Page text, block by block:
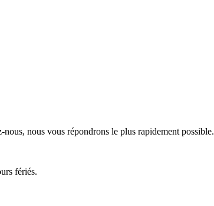
nous vous répondrons le plus rapidement possible.
fériés.